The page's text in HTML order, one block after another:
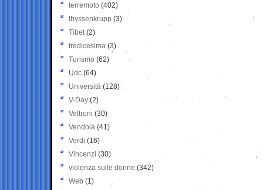
terremoto (402)
thyssenkrupp (3)
Tibet(2)
tredicesima (3)
Turismo (62)
Udc (64)
Università (128)
V-Day (2)
Veltroni (30)
Vendola (41)
Verdi (16)
Vincenzi (30)
violenza sulle donne (342)
Web (1)